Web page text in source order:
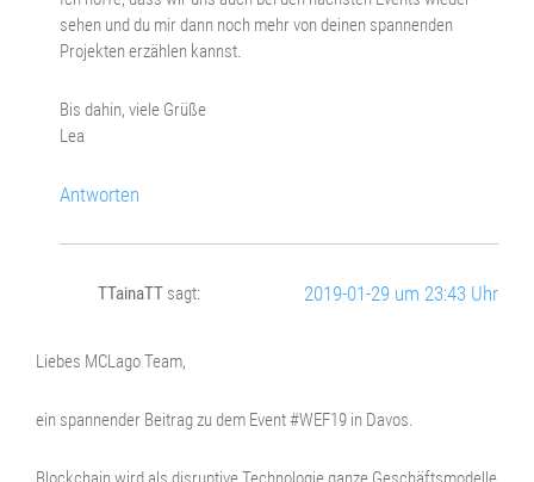
sehen und du mir dann noch mehr von deinen spannenden
Projekten erzählen kannst.
Bis dahin, viele Grüße
Lea
Antworten
TTainaTT sagt: 2019-01-29 um 23:43 Uhr
Liebes MCLago Team,
ein spannender Beitrag zu dem Event #WEF19 in Davos.